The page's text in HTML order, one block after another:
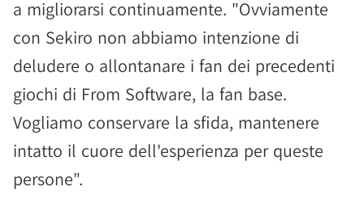
a migliorarsi continuamente. "Ovviamente
con Sekiro non abbiamo intenzione di
deludere o allontanare i fan dei precedenti
giochi di From Software, la fan base.
Vogliamo conservare la sfida, mantenere
intatto il cuore dell'esperienza per queste
persone".